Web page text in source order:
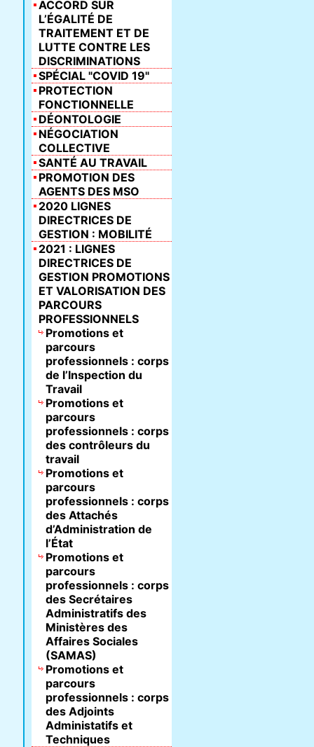
ACCORD SUR
L’ÉGALITÉ DE
TRAITEMENT ET DE
LUTTE CONTRE LES
DISCRIMINATIONS
SPÉCIAL "COVID 19"
PROTECTION
FONCTIONNELLE
DÉONTOLOGIE
NÉGOCIATION
COLLECTIVE
SANTÉ AU TRAVAIL
PROMOTION DES
AGENTS DES MSO
2020 LIGNES
DIRECTRICES DE
GESTION : MOBILITÉ
2021 : LIGNES
DIRECTRICES DE
GESTION PROMOTIONS
ET VALORISATION DES
PARCOURS
PROFESSIONNELS
Promotions et
parcours
professionnels : corps
de l’Inspection du
Travail
Promotions et
parcours
professionnels : corps
des contrôleurs du
travail
Promotions et
parcours
professionnels : corps
des Attachés
d’Administration de
l’État
Promotions et
parcours
professionnels : corps
des Secrétaires
Administratifs des
Ministères des
Affaires Sociales
(SAMAS)
Promotions et
parcours
professionnels : corps
des Adjoints
Administatifs et
Techniques